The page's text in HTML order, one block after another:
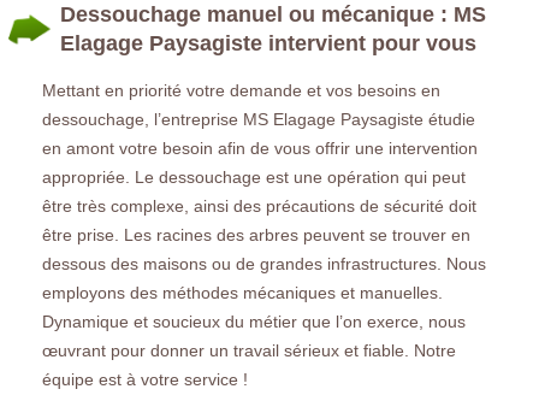
Dessouchage manuel ou mécanique : MS
Elagage Paysagiste intervient pour vous
Mettant en priorité votre demande et vos besoins en
dessouchage, l’entreprise MS Elagage Paysagiste étudie
en amont votre besoin afin de vous offrir une intervention
appropriée. Le dessouchage est une opération qui peut
être très complexe, ainsi des précautions de sécurité doit
être prise. Les racines des arbres peuvent se trouver en
dessous des maisons ou de grandes infrastructures. Nous
employons des méthodes mécaniques et manuelles.
Dynamique et soucieux du métier que l’on exerce, nous
œuvrant pour donner un travail sérieux et fiable. Notre
équipe est à votre service !